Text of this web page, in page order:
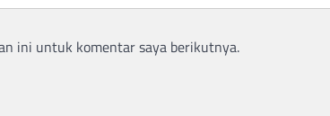
ini untuk komentar saya berikutnya.